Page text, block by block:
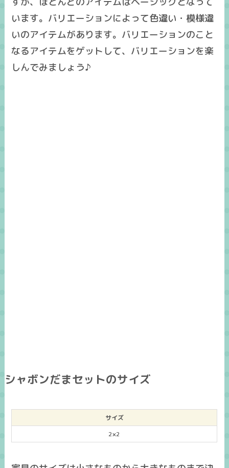
います。バリエーションによって色違い・模様違
いのアイテムがあります。バリエーションのこと
なるアイテムをゲットして、バリエーションを楽
しんでみましょう♪
シャボンだまセットのサイズ
サイズ
2×2